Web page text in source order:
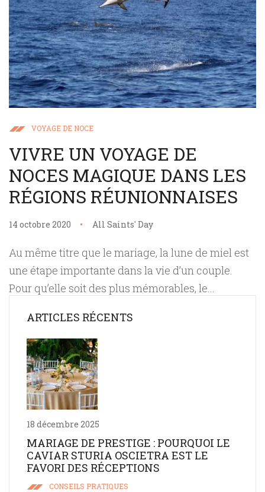
VOYAGE DE NOCE
VIVRE UN VOYAGE DE
NOCES MAGIQUE DANS LES
RÉGIONS RÉUNIONNAISES
14 octobre 2020 All Saints' Day
Au même titre que le mariage, la lune de miel est
une étape importante dans la vie d’un couple.
Pour qu’elle soit des plus mémorables, le...
ARTICLES RÉCENTS
18 décembre 2025
MARIAGE DE PRESTIGE : POURQUOI LE
CAVIAR STURIA OSCIETRA EST LE
FAVORI DES RÉCEPTIONS
CONSEILS PRATIQUES